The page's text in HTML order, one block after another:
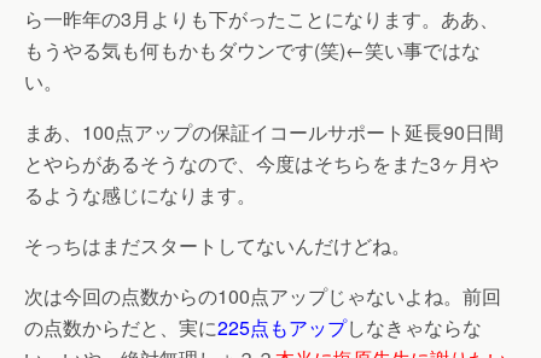
ら一昨年の3月よりも下がったことになります。ああ、
もうやる気も何もかもダウンです(笑)←笑い事ではな
い。
まあ、100点アップの保証イコールサポート延長90日間
とやらがあるそうなので、今度はそちらをまた3ヶ月や
るような感じになります。
そっちはまだスタートしてないんだけどね。
次は今回の点数からの100点アップじゃないよね。前回
の点数からだと、実に225点もアップしなきゃならな